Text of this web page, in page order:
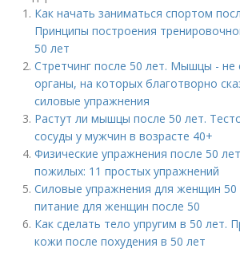
Как начать заниматься спортом
Принципы построения
50 лет
Стретчинг после 50 лет. Мышцы - не
органы, на которых благотворно
силовые упражнения
Растут ли мышцы после 50 лет.
сосуды у мужчин в возрасте 40+
Физические упражнения после 50
пожилых: 11 простых упражнений
Силовые упражнения для женщин 50
питание для женщин после 50
Как сделать тело упругим в 50 лет.
кожи после похудения в 50 лет